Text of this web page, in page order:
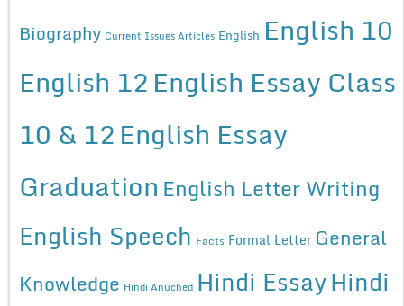
Biography Current Issues Articles English English 10
English 12English Essay Class
10 & 12English Essay
Graduation English Letter Writing
English Speech Facts Formal Letter General
Knowledge Hindi Anuched Hindi EssayHindi